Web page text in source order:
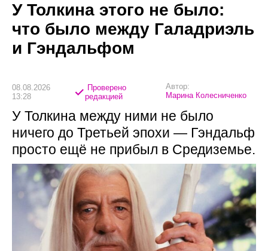
У Толкина этого не было:
что было между Галадриэль
и Гэндальфом
08.08.2026
13:28
Проверено
редакцией
Автор:
Марина Колесниченко
У Толкина между ними не было
ничего до Третьей эпохи — Гэндальф
просто ещё не прибыл в Средиземье.